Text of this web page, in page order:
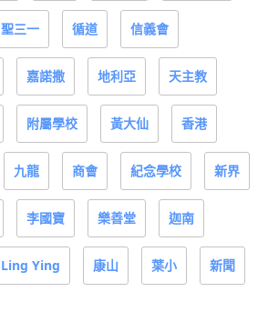
聖三一 循道 信義會
嘉諾撒 地利亞 天主教
附屬學校 黃大仙 香港
九龍 商會 紀念學校 新界
李國寶 樂善堂 迦南
Ling Ying 康山 葉小 新聞